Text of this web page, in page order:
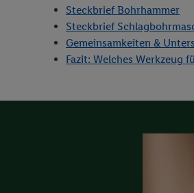
Steckbrief Bohrhammer
Steckbrief
Gemeinsamkeiten &
Fazit: Welches Werkzeug